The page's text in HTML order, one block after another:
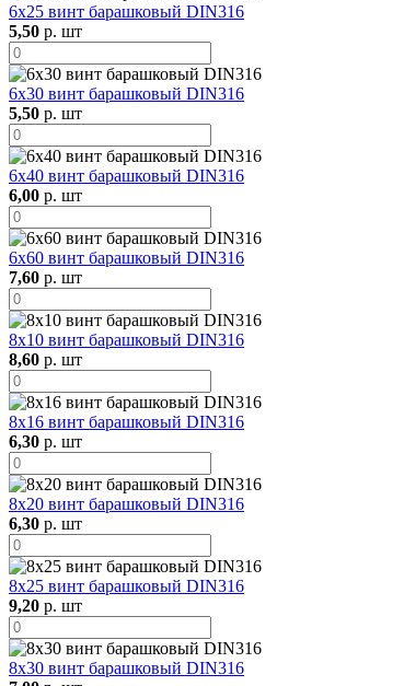
6х25 винт барашковый DIN316
5,50 р. шт
6х30 винт барашковый DIN316
5,50 р. шт
6х40 винт барашковый DIN316
6,00 р. шт
6х60 винт барашковый DIN316
7,60 р. шт
8х10 винт барашковый DIN316
8,60 р. шт
8х16 винт барашковый DIN316
6,30 р. шт
8х20 винт барашковый DIN316
6,30 р. шт
8х25 винт барашковый DIN316
9,20 р. шт
8х30 винт барашковый DIN316